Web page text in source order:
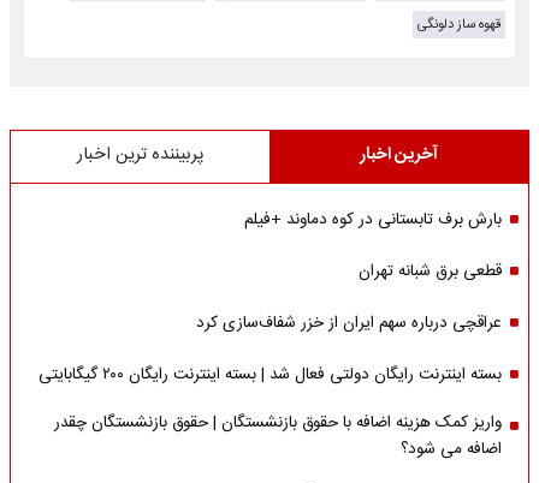
قهوه ساز دلونگی
آخرین اخبار پربیننده ترین اخبار
بارش برف تابستانی در کوه دماوند +فیلم
قطعی برق شبانه تهران
عراقچی درباره سهم ایران از خزر شفاف‌سازی کرد
بسته اینترنت رایگان دولتی فعال شد | بسته اینترنت رایگان ۲۰۰ گیگابایتی
واریز کمک هزینه اضافه با حقوق بازنشستگان | حقوق بازنشستگان چقدر
اضافه می شود؟